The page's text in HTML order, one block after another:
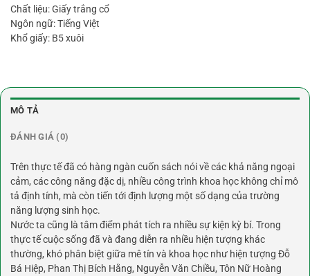
Chất liệu: Giấy trắng cổ
Ngôn ngữ: Tiếng Việt
Khổ giấy: B5 xuôi
MÔ TẢ
ĐÁNH GIÁ (0)
Trên thực tế đã có hàng ngàn cuốn sách nói về các khả năng ngoại
cảm, các công năng đặc dị, nhiều công trình khoa học không chỉ mô
tả định tính, mà còn tiến tới định lượng một số dạng của trường
năng lượng sinh học.
Nước ta cũng là tâm điểm phát tích ra nhiều sự kiện kỳ bí. Trong
thực tế cuộc sống đã và đang diễn ra nhiều hiện tượng khác
thường, khó phân biệt giữa mê tín và khoa học như hiện tượng Đỗ
Bá Hiệp, Phan Thị Bích Hằng, Nguyễn Văn Chiều, Tôn Nữ Hoàng